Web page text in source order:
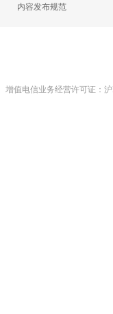
内容发布规范
增值电信业务经营许可证：沪